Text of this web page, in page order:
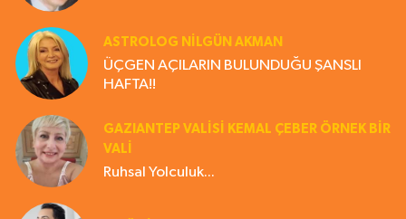
ASTROLOG NILGÜN AKMAN
ÜÇGEN AÇILARIN BULUNDUĞU ŞANSLI
HAFTA!!
GAZIANTEP VALISI KEMAL ÇEBER ÖRNEK BİR
VALİ
Ruhsal Yolculuk...